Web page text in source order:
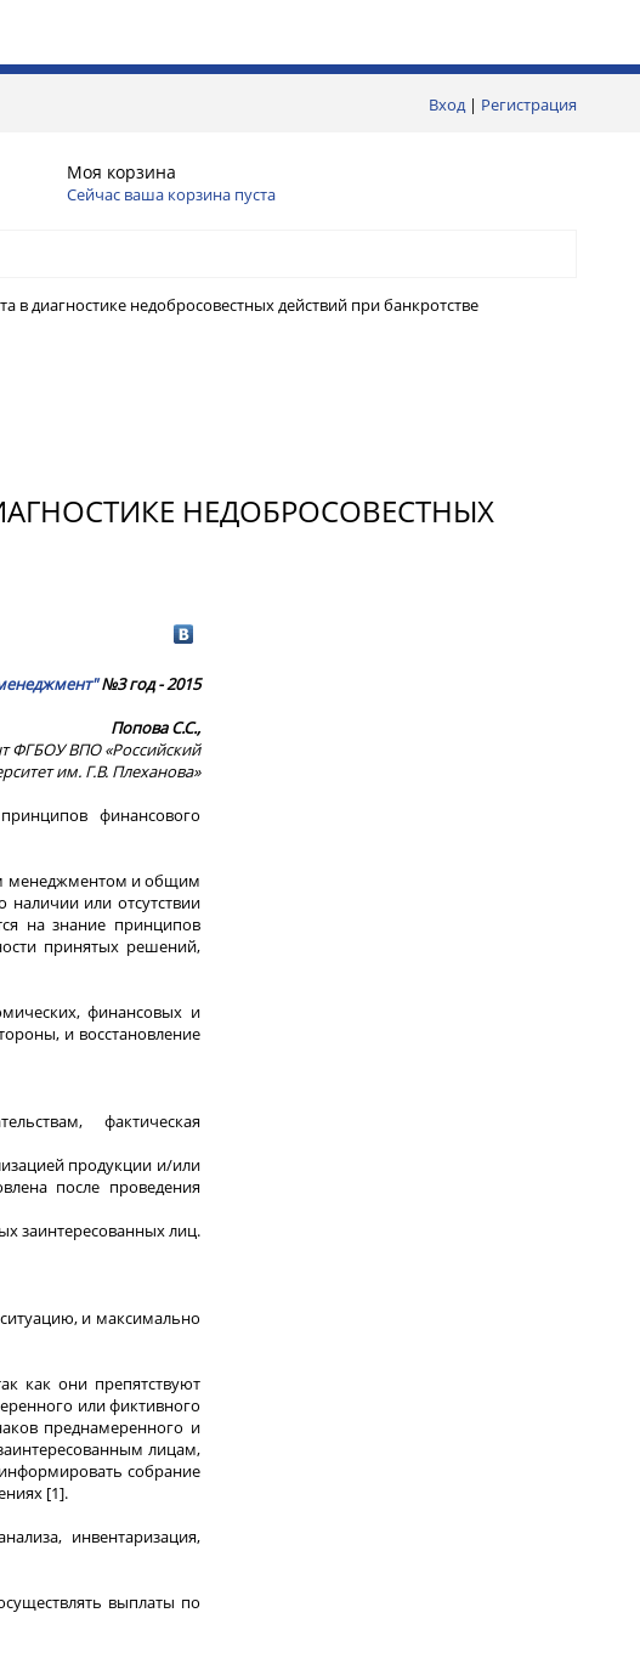
Вход| Регистрация
Моя корзина
Сейчас ваша корзина пуста
диагностике недобросовестных действий при банкротстве
НЕДОБРОСОВЕСТНЫХ
№3 год - 2015
Попова С.С.,
ФГБОУ ВПО «Российский
им. Г.В. Плеханова»
финансового
менеджментом и общим
или отсутствии
на знание принципов
принятых решений,
финансовых и
и восстановление
фактическая
продукции и/или
после проведения
заинтересованных лиц.
и максимально
как они препятствуют
или фиктивного
преднамеренного и
лицам,
собрание
[1].
инвентаризация,
выплаты по